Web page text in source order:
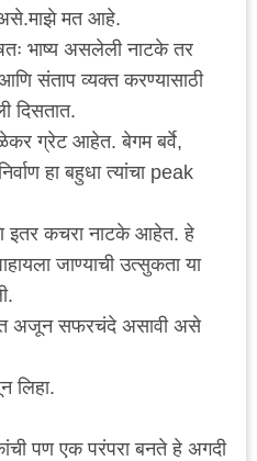
मत आहे.
भाष्य असलेली नाटके तर
संताप व्यक्त करण्यासाठी
दिसतात.
ग्रेट आहेत. बेगम बर्वे,
हा बहुधा त्यांचा peak
इतर कचरा नाटके आहेत. हे
जाण्याची उत्सुकता या
अजून सफरचंदे असावी असे
लिहा.
पण एक परंपरा बनते हे अगदी